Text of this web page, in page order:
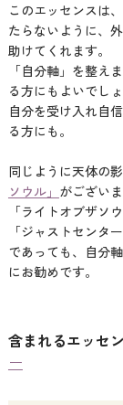
このエッセンスは
たらないように、
助けてくれます。
「自分軸」を整え
る方にもよいでしょ
自分を受け入れ自
る方にも。
同じように天体の
ソウル」 がござい
「ライトオブザソ
「ジャストセンタ
であっても、自分
にお勧めです。
含まれるエッセ
ー